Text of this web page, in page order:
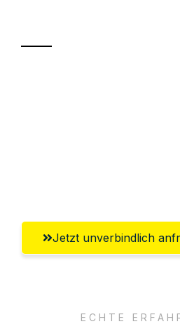
Jetzt unverbindlich
ECHTE